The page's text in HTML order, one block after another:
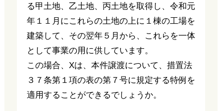
る甲土地、乙土地、丙土地を取得し、令和元
年１１月にこれらの土地の上に１棟の工場を
建築して、その翌年５月から、これらを一体
として事業の用に供しています。
この場合、Xは、本件譲渡について、措置法
３７条第１項の表の第７号に規定する特例を
適用することができるでしょうか。